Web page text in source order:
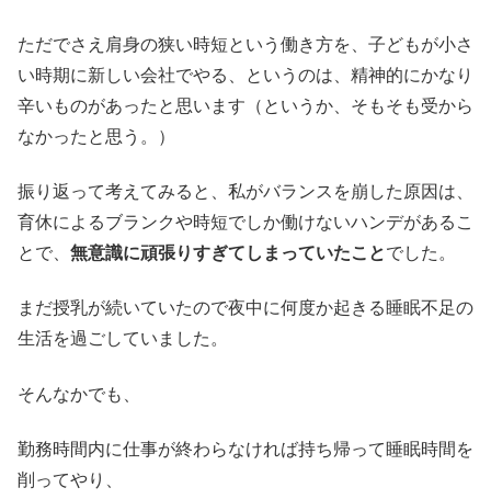
ただでさえ肩身の狭い時短という働き方を、子どもが小さ
い時期に新しい会社でやる、というのは、精神的にかなり
辛いものがあったと思います（というか、そもそも受から
なかったと思う。）
振り返って考えてみると、私がバランスを崩した原因は、
育休によるブランクや時短でしか働けないハンデがあるこ
とで、 無意識に頑張りすぎてしまっていたことでした。
まだ授乳が続いていたので夜中に何度か起きる睡眠不足の
生活を過ごしていました。
そんなかでも、
勤務時間内に仕事が終わらなければ持ち帰って睡眠時間を
削ってやり、